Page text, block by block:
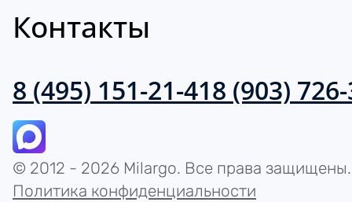
Контакты
8 (495) 151-21-418 (903)
© 2012 - 2026 Milargo. Все права защищены.
Политика конфиденциальности